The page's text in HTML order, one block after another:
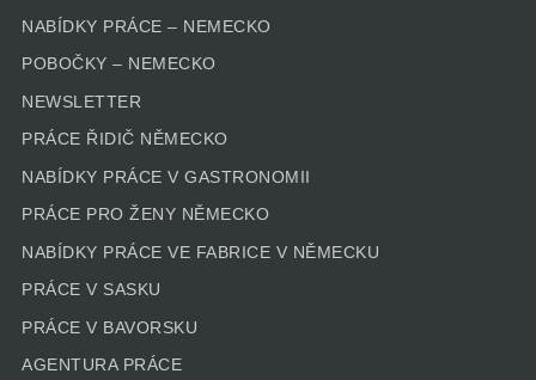
NABÍDKY PRÁCE – NEMECKO
POBOČKY – NEMECKO
NEWSLETTER
PRÁCE ŘIDIČ NĚMECKO
NABÍDKY PRÁCE V GASTRONOMII
PRÁCE PRO ŽENY NĚMECKO
NABÍDKY PRÁCE VE FABRICE V NĚMECKU
PRÁCE V SASKU
PRÁCE V BAVORSKU
AGENTURA PRÁCE